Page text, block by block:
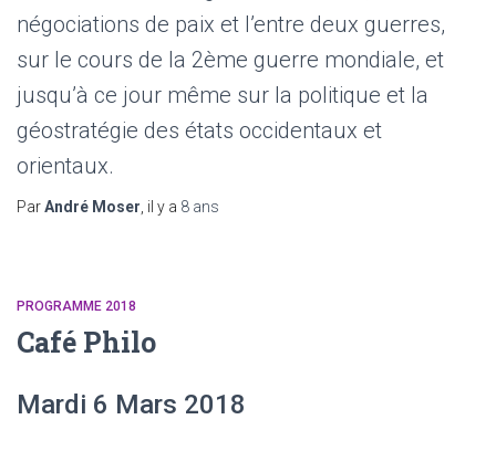
négociations de paix et l’entre deux guerres,
sur le cours de la 2ème guerre mondiale, et
jusqu’à ce jour même sur la politique et la
géostratégie des états occidentaux et
orientaux.
ParAndré Moser , il y a 8 ans
PROGRAMME 2018
Café Philo
Mardi 6 Mars 2018